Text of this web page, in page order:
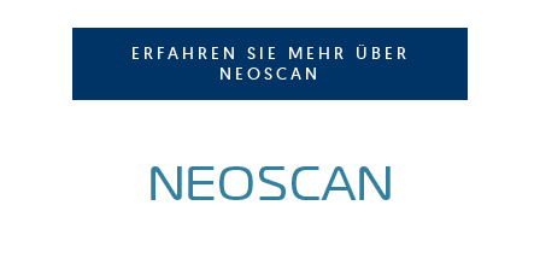
ERFAHREN SIE MEHR ÜBER
NEOSCAN